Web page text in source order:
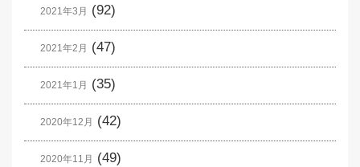
2021年3月 (92)
2021年2月 (47)
2021年1月 (35)
2020年12月 (42)
2020年11月 (49)